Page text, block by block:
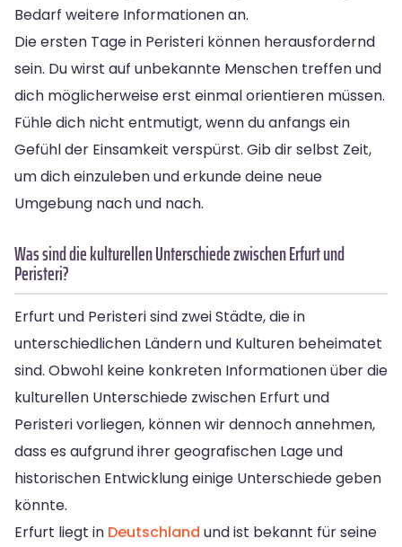
Bedarf weitere Informationen an.
Die ersten Tage in Peristeri können herausfordernd
sein. Du wirst auf unbekannte Menschen treffen und
dich möglicherweise erst einmal orientieren müssen.
Fühle dich nicht entmutigt, wenn du anfangs ein
Gefühl der Einsamkeit verspürst. Gib dir selbst Zeit,
um dich einzuleben und erkunde deine neue
Umgebung nach und nach.
Was sind die kulturellen Unterschiede zwischen Erfurt und
Peristeri?
Erfurt und Peristeri sind zwei Städte, die in
unterschiedlichen Ländern und Kulturen beheimatet
sind. Obwohl keine konkreten Informationen über die
kulturellen Unterschiede zwischen Erfurt und
Peristeri vorliegen, können wir dennoch annehmen,
dass es aufgrund ihrer geografischen Lage und
historischen Entwicklung einige Unterschiede geben
könnte.
Erfurt liegt in Deutschland und ist bekannt für seine